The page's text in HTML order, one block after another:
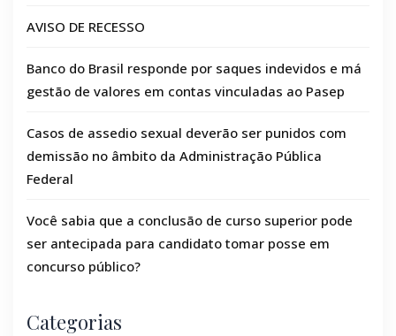
AVISO DE RECESSO
Banco do Brasil responde por saques indevidos e má
gestão de valores em contas vinculadas ao Pasep
Casos de assedio sexual deverão ser punidos com
demissão no âmbito da Administração Pública
Federal
Você sabia que a conclusão de curso superior pode
ser antecipada para candidato tomar posse em
concurso público?
Categorias